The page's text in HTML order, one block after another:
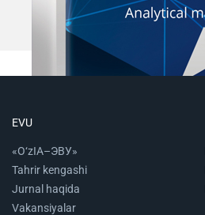
EVU
«O‘zIA–ЭВУ»
Tahrir kengashi
Jurnal haqida
Vakansiyalar